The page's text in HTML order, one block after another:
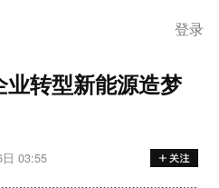
登录
转型新能源造梦
03:55